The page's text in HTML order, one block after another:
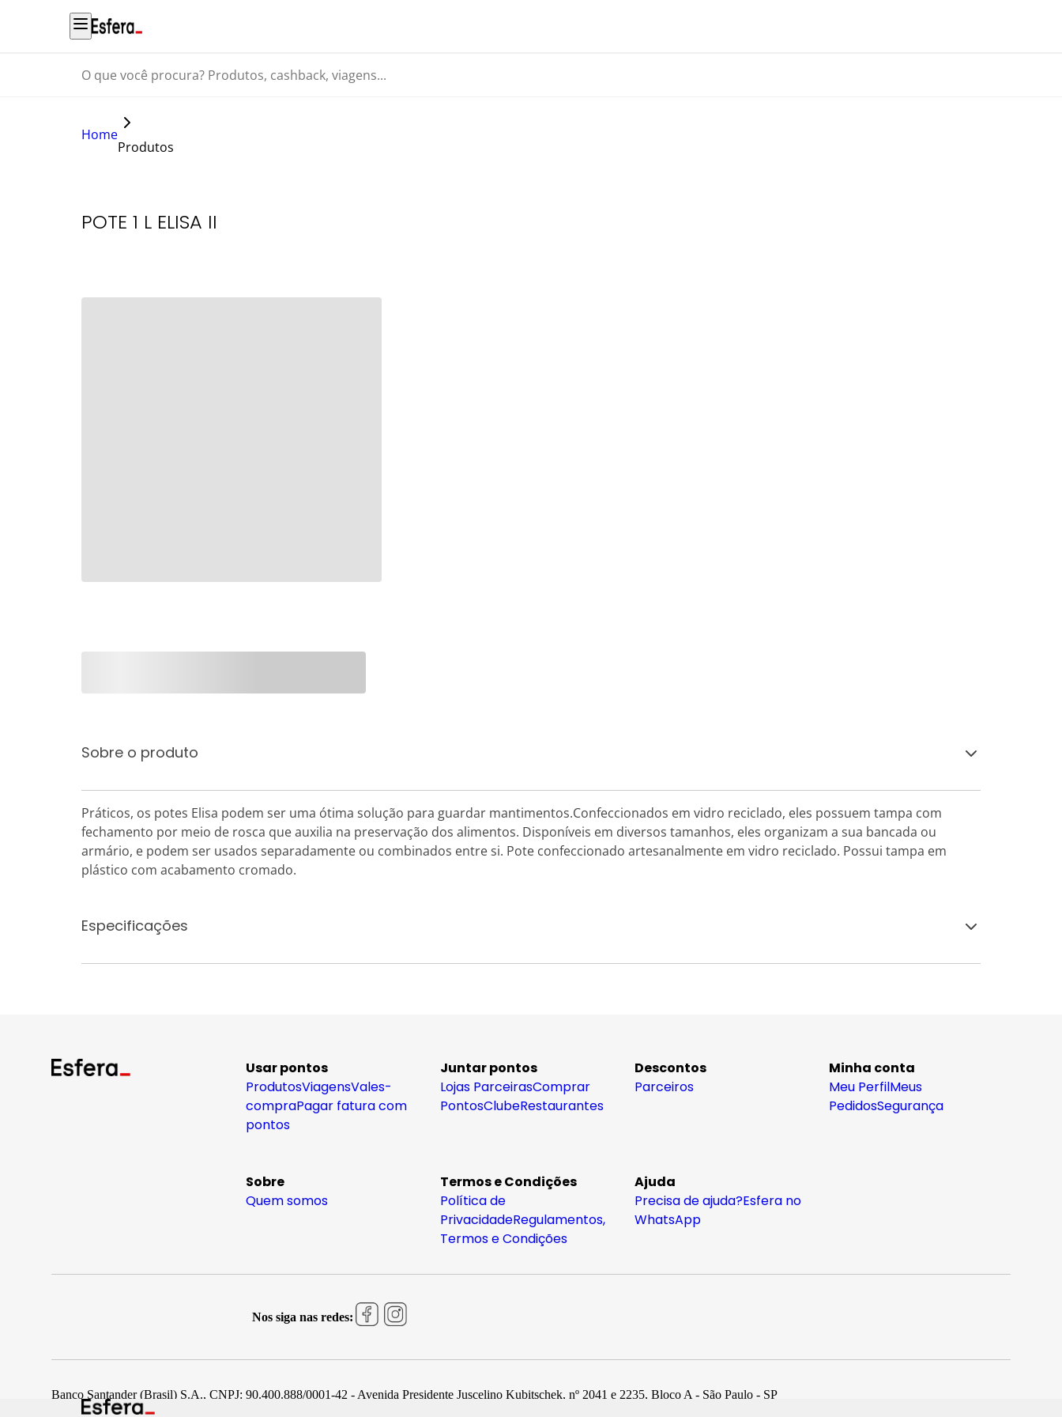
O que você procura? Produtos, cashback, viagens...
Home
Produtos
POTE 1 L ELISA II
Sobre o produto
Práticos, os potes Elisa podem ser uma ótima solução para guardar mantimentos.Confeccionados em vidro reciclado, eles possuem tampa com
fechamento por meio de rosca que auxilia na preservação dos alimentos. Disponíveis em diversos tamanhos, eles organizam a sua bancada ou
armário, e podem ser usados separadamente ou combinados entre si. Pote confeccionado artesanalmente em vidro reciclado. Possui tampa em
plástico com acabamento cromado.
Especificações
Usar pontos
ProdutosViagensVales-
compraPagar fatura com
pontos
Juntar pontos
Lojas ParceirasComprar
PontosClubeRestaurantes
Descontos
Parceiros
Minha conta
Meu PerfilMeus
PedidosSegurança
Sobre
Quem somos
Termos e Condições
Política de
PrivacidadeRegulamentos,
Termos e Condições
Ajuda
Precisa de ajuda?Esfera no
WhatsApp
Nos siga nas redes:
Banco Santander (Brasil) S.A., CNPJ: 90.400.888/0001-42 - Avenida Presidente Juscelino Kubitschek, nº 2041 e 2235, Bloco A - São Paulo - SP